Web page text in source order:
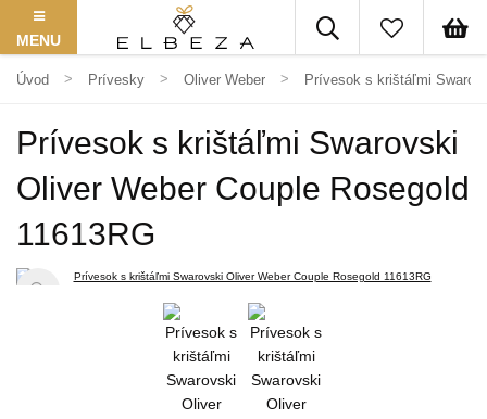
MENU
Úvod Prívesky Oliver Weber Prívesok s krištáľmi
Prívesok s krištáľmi Swarovski
Oliver Weber Couple Rosegold
11613RG